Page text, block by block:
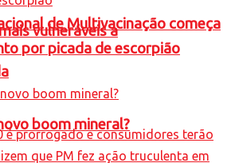
de Multivacinação começa
vulneráveis a
por picada de escorpião
boom mineral?